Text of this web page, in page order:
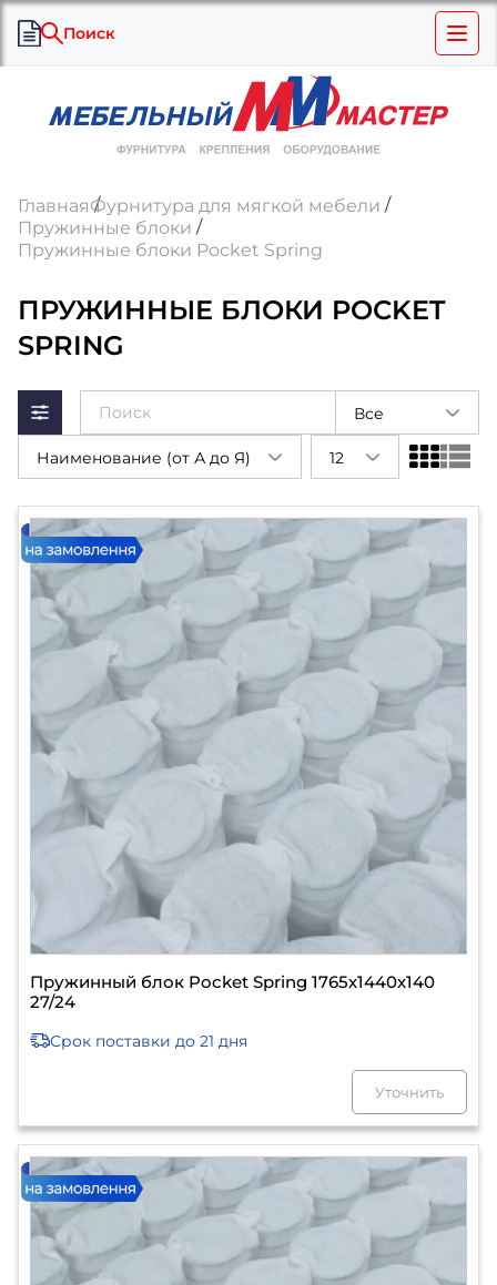
Поиск
ГлавнаяФурнитура для мягкой мебели
Пружинные блоки
Пружинные блоки Pocket Spring
ПРУЖИННЫЕ БЛОКИ POCKET
SPRING
Все
Наименование (от А до Я) 12
Пружинный блок Pocket Spring 1765х1440х140
27/24
Срок поставки до 21 дня
Уточнить